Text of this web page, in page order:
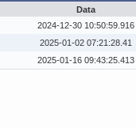
Data
2024-12-30 10:50:59.916
2025-01-02 07:21:28.41
2025-01-16 09:43:25.413